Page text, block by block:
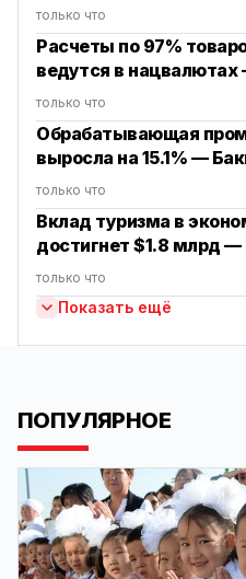
только что
Расчеты по 97%
ведутся в
только что
‎Обрабатывающая
выросла на 15.1% —
только что
Вклад туризма в
достигнет $1.8 млрд —
только что
Показать ещё
ПОПУЛЯРНОЕ